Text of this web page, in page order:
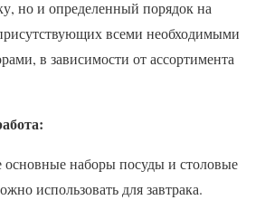
но и определенный порядок на
всеми необходимыми
в зависимости от ассортимента
наборы посуды и столовые
использовать для завтрака.